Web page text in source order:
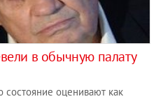
в обычную палату
состояние оценивают как